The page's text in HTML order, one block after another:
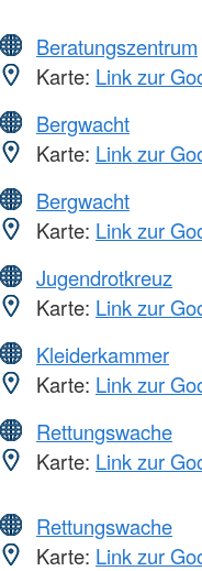
Beratungszentrum
Karte: Link zur
Bergwacht
Karte: Link zur
Bergwacht
Karte: Link zur
Jugendrotkreuz
Karte: Link zur
Kleiderkammer
Karte: Link zur
Rettungswache
Karte: Link zur
Rettungswache
Karte: Link zur